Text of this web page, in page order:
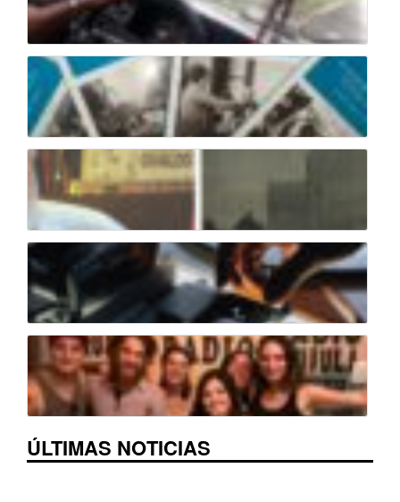
ÚLTIMAS NOTICIAS